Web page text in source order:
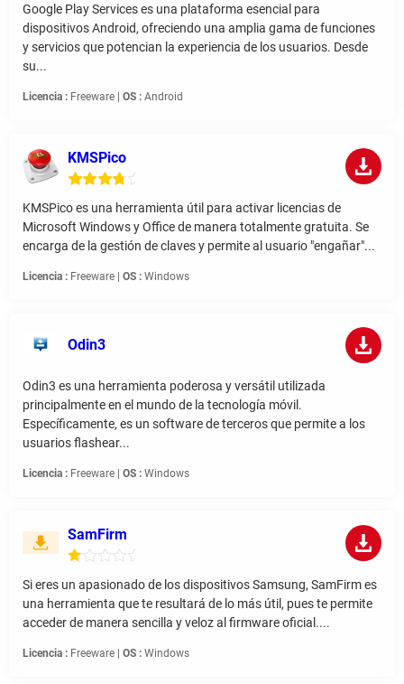
Google Play Services es una plataforma esencial para
dispositivos Android, ofreciendo una amplia gama de funciones
y servicios que potencian la experiencia de los usuarios. Desde
su...
Licencia : Freeware | OS : Android
KMSPico
KMSPico es una herramienta útil para activar licencias de
Microsoft Windows y Office de manera totalmente gratuita. Se
encarga de la gestión de claves y permite al usuario "engañar"...
Licencia : Freeware | OS : Windows
Odin3
Odin3 es una herramienta poderosa y versátil utilizada
principalmente en el mundo de la tecnología móvil.
Específicamente, es un software de terceros que permite a los
usuarios flashear...
Licencia : Freeware | OS : Windows
SamFirm
Si eres un apasionado de los dispositivos Samsung, SamFirm es
una herramienta que te resultará de lo más útil, pues te permite
acceder de manera sencilla y veloz al firmware oficial....
Licencia : Freeware | OS : Windows